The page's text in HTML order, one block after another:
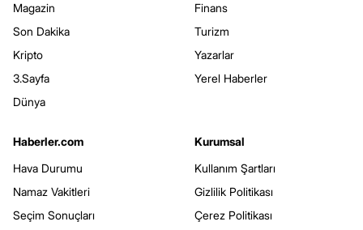
Magazin
Son Dakika
Kripto
3.Sayfa
Dünya
Finans
Turizm
Yazarlar
Yerel Haberler
Haberler.com
Hava Durumu
Namaz Vakitleri
Seçim Sonuçları
Kurumsal
Kullanım Şartları
Gizlilik Politikası
Çerez Politikası